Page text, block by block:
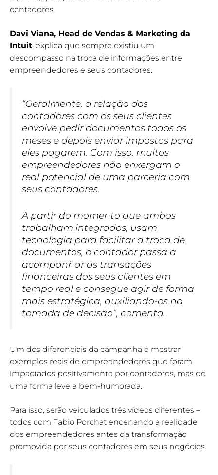
contadores.
Davi Viana, Head de Vendas & Marketing da
Intuit, explica que sempre existiu um
descompasso na troca de informações entre
empreendedores e seus contadores.
“Geralmente, a relação dos
contadores com os seus clientes
envolve pedir documentos todos os
meses e depois enviar impostos para
eles pagarem. Com isso, muitos
empreendedores não enxergam o
real potencial de uma parceria com
seus contadores.
A partir do momento que ambos
trabalham integrados, usam
tecnologia para facilitar a troca de
documentos, o contador passa a
acompanhar as transações
financeiras dos seus clientes em
tempo real e consegue agir de forma
mais estratégica, auxiliando-os na
tomada de decisão”, comenta.
Um dos diferenciais da campanha é mostrar
exemplos reais de empreendedores que foram
impactados positivamente por contadores, mas de
uma forma leve e bem-humorada.
Para isso, serão veiculados três vídeos diferentes –
todos com Fabio Porchat encenando a realidade
dos empreendedores antes da transformação
promovida por seus contadores em seus negócios.